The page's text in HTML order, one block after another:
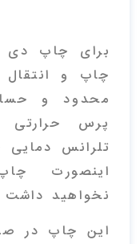
برای چاپ دی
چاپ و
محدود و
پرس حرارتی
تلرانس دمایی
اینصورت
نخواهید
این چاپ در